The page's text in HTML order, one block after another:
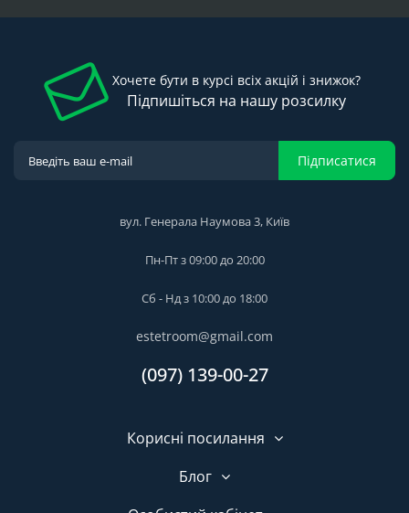
Хочете бути в курсі всіх акцій і знижок?
Підпишіться на нашу розсилку
Підписатися
вул. Генерала Наумова 3, Київ
Пн-Пт з 09:00 до 20:00
Сб - Нд з 10:00 до 18:00
estetroom@gmail.com
(097) 139-00-27
Корисні посилання
Блог